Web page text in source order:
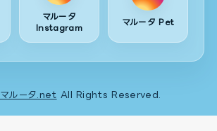
マルータ
Instagram
マルータ Pet
マルータ.net All Rights Reserved.